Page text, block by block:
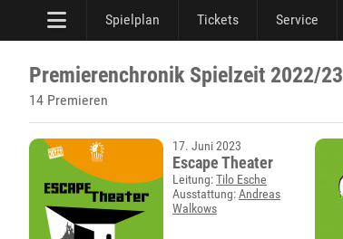
Spielplan Tickets Service
Premierenchronik Spielzeit 2022/23
14 Premieren
17. Juni 2023
Escape Theater
Leitung:Tilo Esche
Ausstattung:Andreas
Walkows